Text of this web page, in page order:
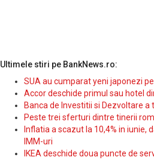
Ultimele stiri pe BankNews.ro:
SUA au cumparat yeni japonezi
Accor deschide primul sau hotel
Banca de Investitii si Dezvoltare
Peste trei sferturi dintre tinerii
Inflatia a scazut la 10,4% in
IMM-uri
IKEA deschide doua puncte de